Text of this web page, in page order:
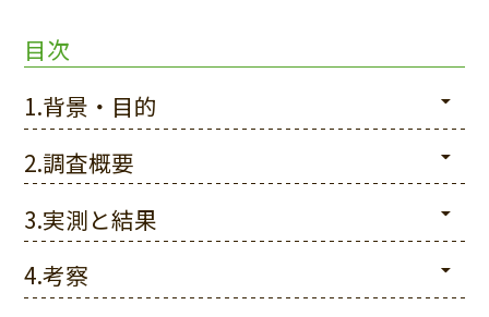
目次
1.背景・目的
2.調査概要
3.実測と結果
4.考察